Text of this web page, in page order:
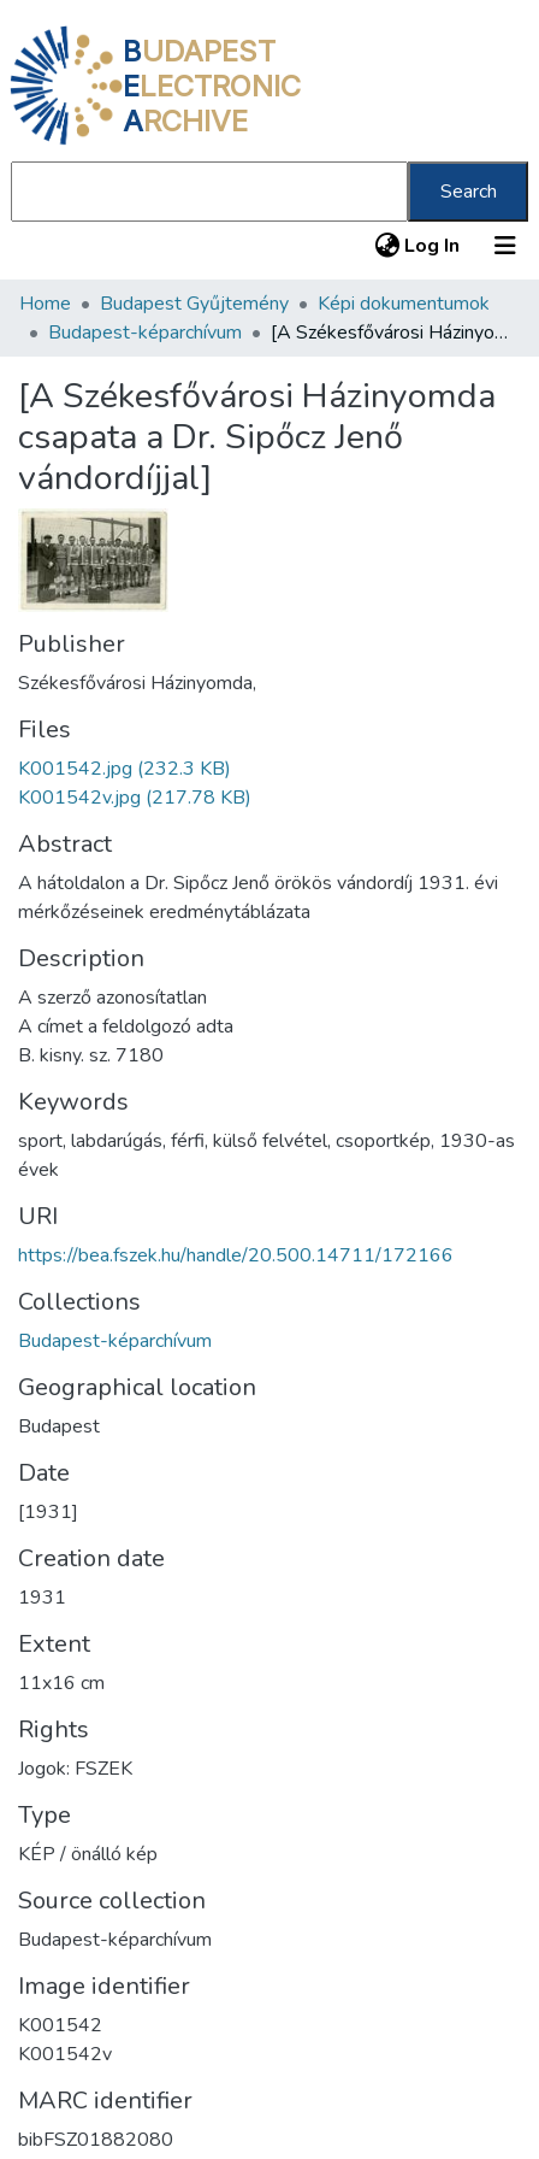
BUDAPEST
ELECTRONIC
ARCHIVE
Search
Log In (current)
Communities & Collections
Statistics
About us
Home Budapest Gyűjtemény
Képi dokumentumok
Budapest-képarchívum
[A Székesfővárosi Házinyomda csapata a Dr. Sipőcz Jenő vándordíjjal]
[A Székesfővárosi Házinyomda
csapata a Dr. Sipőcz Jenő
vándordíjjal]
Publisher
Székesfővárosi Házinyomda,
Files
K001542.jpg (232.3 KB)
K001542v.jpg (217.78 KB)
Abstract
A hátoldalon a Dr. Sipőcz Jenő örökös vándordíj 1931. évi
mérkőzéseinek eredménytáblázata
Description
A szerző azonosítatlan
A címet a feldolgozó adta
B. kisny. sz. 7180
Keywords
sport, labdarúgás, férfi, külső felvétel, csoportkép, 1930-as
évek
URI
https://bea.fszek.hu/handle/20.500.14711/172166
Collections
Budapest-képarchívum
Geographical location
Budapest
Date
[1931]
Creation date
1931
Extent
11x16 cm
Rights
Jogok: FSZEK
Type
KÉP / önálló kép
Source collection
Budapest-képarchívum
Image identifier
K001542
K001542v
MARC identifier
bibFSZ01882080